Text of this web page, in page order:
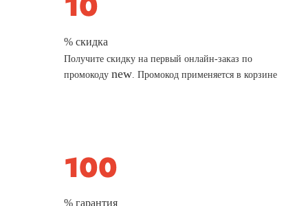
% скидка
Получите скидку на первый онлайн-заказ по
промокодуnew. Промокод применяется в корзине
% гарантия